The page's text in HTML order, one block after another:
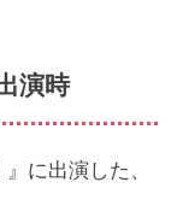
演時
に出演した、